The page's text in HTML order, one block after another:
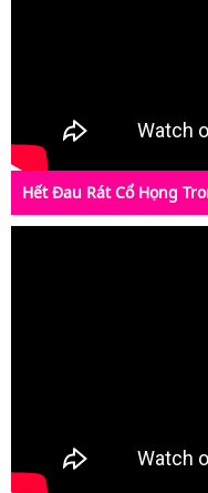
Hết Đau Rát Cổ Họng